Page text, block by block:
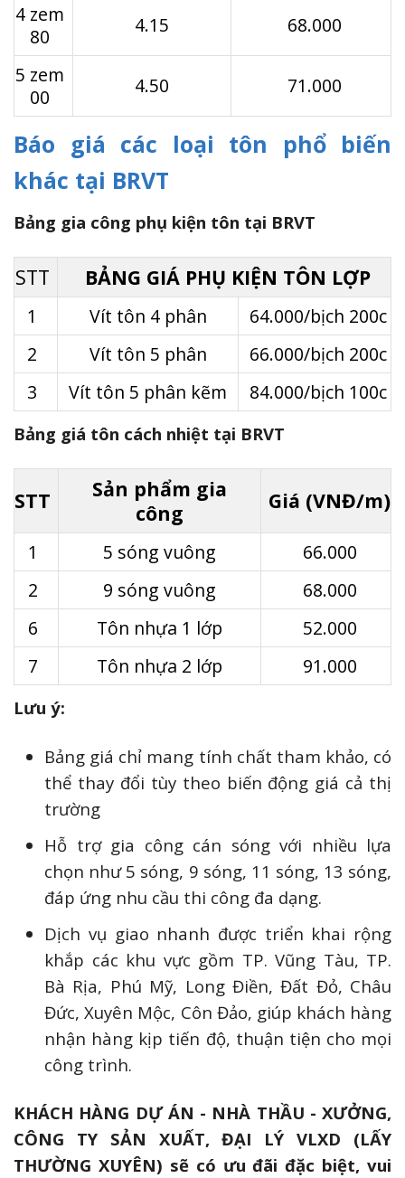
4 zem
80
4.15 68.000
5 zem
00
4.50 71.000
Báo giá các loại tôn phổ biến
khác tại BRVT
Bảng gia công phụ kiện tôn tại BRVT
STT BẢNG GIÁ PHỤ KIỆN TÔN LỢP
1 Vít tôn 4 phân
64.000/bịch 200c
2
Vít tôn 5 phân
66.000/bịch 200c
3
Vít tôn 5 phân kẽm 84.000/bịch 100c
Bảng giá tôn cách nhiệt tại BRVT
STT
Sản phẩm gia
công
Giá (VNĐ/m)
1 5 sóng vuông
66.000
2
9 sóng vuông
68.000
6
Tôn nhựa 1 lớp
52.000
7
Tôn nhựa 2 lớp 91.000
Lưu ý:
Bảng giá chỉ mang tính chất tham khảo, có
thể thay đổi tùy theo biến động giá cả thị
trường
Hỗ trợ gia công cán sóng với nhiều lựa
chọn như 5 sóng, 9 sóng, 11 sóng, 13 sóng,
đáp ứng nhu cầu thi công đa dạng.
Dịch vụ giao nhanh được triển khai rộng
khắp các khu vực gồm TP. Vũng Tàu, TP.
Bà Rịa, Phú Mỹ, Long Điền, Đất Đỏ, Châu
Đức, Xuyên Mộc, Côn Đảo, giúp khách hàng
nhận hàng kịp tiến độ, thuận tiện cho mọi
công trình.
KHÁCH HÀNG DỰ ÁN - NHÀ THẦU - XƯỞNG,
CÔNG TY SẢN XUẤT, ĐẠI LÝ VLXD (LẤY
THƯỜNG XUYÊN) sẽ có ưu đãi đặc biệt, vui